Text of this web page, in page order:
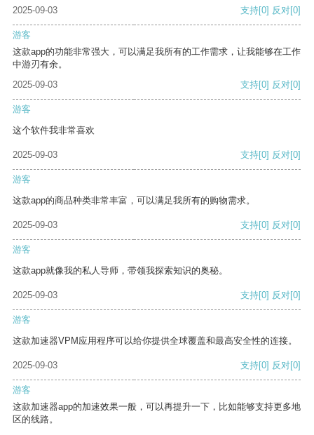
2025-09-03
支持[0] 反对[0]
游客
这款app的功能非常强大，可以满足我所有的工作需求，让我能够在工作
中游刃有余。
2025-09-03
支持[0] 反对[0]
游客
这个软件我非常喜欢
2025-09-03 支持[0] 反对[0]
游客
这款app的商品种类非常丰富，可以满足我所有的购物需求。
2025-09-03 支持[0] 反对[0]
游客
这款app就像我的私人导师，带领我探索知识的奥秘。
2025-09-03 支持[0] 反对[0]
游客
这款加速器VPM应用程序可以给你提供全球覆盖和最高安全性的连接。
2025-09-03 支持[0] 反对[0]
游客
这款加速器app的加速效果一般，可以再提升一下，比如能够支持更多地
区的线路。